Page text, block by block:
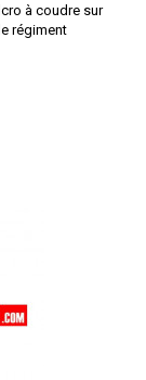
à coudre sur
régiment